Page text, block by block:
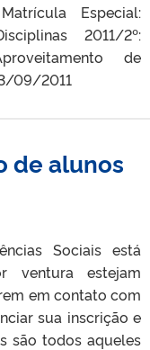
Especial:
2011/2º:
de
09/2011
de alunos
Sociais está
ventura estejam
em contato com
sua inscrição e
são todos aqueles